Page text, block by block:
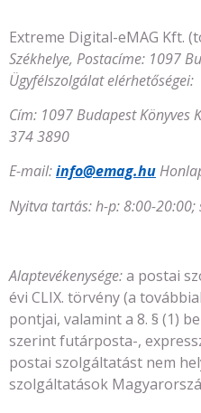
Extreme Digital-eMAG Kft.
Székhelye, Postacíme: 1097
Ügyfélszolgálat elérhetőségei:
Cím: 1097 Budapest Könyves
374 3890
E-mail:info@emag.hu
Nyitva tartás: h-p: 8:00-20:00;
Alaptevékenysége:a postai
évi CLIX. törvény (a
pontjai, valamint a 8. § (1)
szerint futárposta-,
postai szolgáltatást nem
szolgáltatások